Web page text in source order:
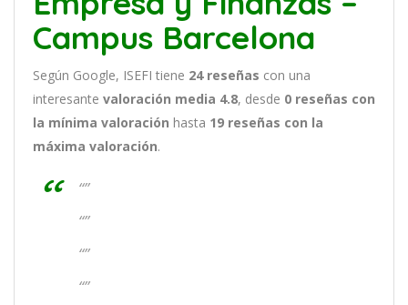
Campus Barcelona
Según Google, ISEFI tiene 24 reseñas con una
interesante valoración media 4.8, desde 0 reseñas con
la mínima valoración hasta 19 reseñas con la
máxima valoración.
“”
“”
“”
“”